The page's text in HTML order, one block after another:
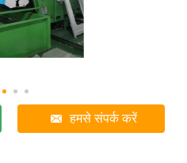
हमसे संपर्क करें